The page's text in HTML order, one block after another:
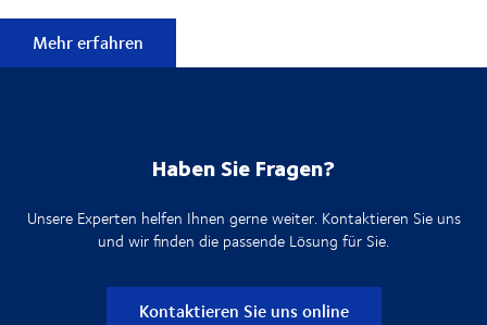
Lead Logistics neu gestalten
Mehr erfahren
Haben Sie Fragen?
Unsere Experten helfen Ihnen gerne weiter. Kontaktieren Sie uns
und wir finden die passende Lösung für Sie.
Kontaktieren Sie uns online